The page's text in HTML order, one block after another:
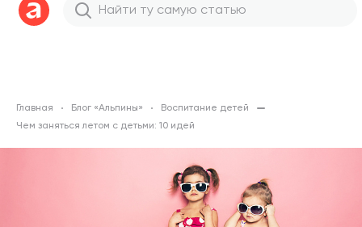
Главная Блог «Альпины»
Воспитание детей
Чем заняться летом с детьми: 10 идей